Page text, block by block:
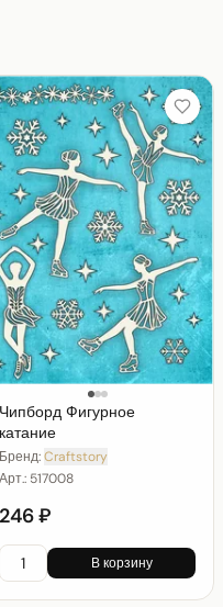
Чипборд Фигурное
катание
Бренд:Craftstory
Арт.: 517008
246 ₽
В корзину